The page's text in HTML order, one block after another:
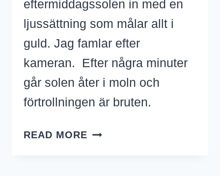
eftermiddagssolen in med en
ljussättning som målar allt i
guld. Jag famlar efter
kameran. Efter några minuter
går solen åter i moln och
förtrollningen är bruten.
READ MORE MAGISKT